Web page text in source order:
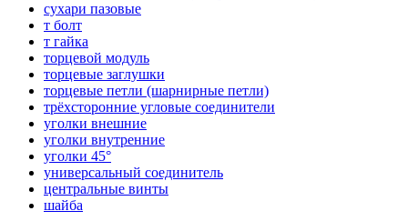
сухари пазовые
т болт
т гайка
торцевой модуль
торцевые заглушки
торцевые петли (шарнирные петли)
трёхсторонние угловые соединители
уголки внешние
уголки внутренние
уголки 45°
универсальный соединитель
центральные винты
шайба